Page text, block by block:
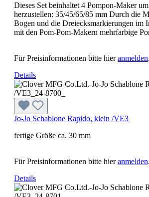
Dieses Set beinhaltet 4 Pompon-Maker
herzustellen: 35/45/65/85 mm Durch die
Bogen und die Dreiecksmarkierungen im
mit den Pom-Pom-Makern mehrfarbige
Für Preisinformationen bitte hieranmelden.
Details
Jo-Jo Schablone Rapido, klein /VE3
fertige Größe ca. 30 mm
Für Preisinformationen bitte hieranmelden.
Details